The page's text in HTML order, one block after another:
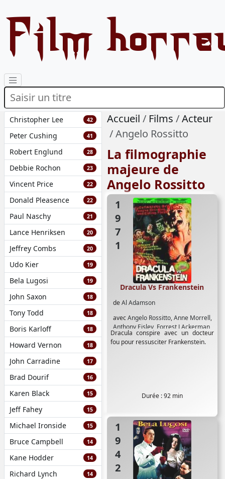
Film
Christopher Lee 42
Peter Cushing 41
Robert Englund 28
Debbie Rochon 23
Vincent Price 22
Donald Pleasence 22
Paul Naschy 21
Lance Henriksen 20
Jeffrey Combs 20
Udo Kier 19
Bela Lugosi 19
John Saxon 18
Tony Todd 18
Boris Karloff 18
Howard Vernon 18
John Carradine 17
Brad Dourif 16
Karen Black 15
Jeff Fahey 15
Michael Ironside 15
Bruce Campbell 14
Kane Hodder 14
Richard Lynch 14
Accueil Films
Acteur
Angelo Rossitto
La filmographie
majeure de
Angelo Rossitto
1971
deAl Adamson
avecAngelo Rossitto,Anne Morrell,
Anthony Eisley, Forrest J Ackerman,
Jim Davis,John Bloom,John Carrol
Naish,Lon Chaney Jr,Paul Naschy
Dracula Vs Frankenstein
Dracula conspire avec un docteur
fou pour ressusciter Frankenstein.
Durée : 92 min
1942